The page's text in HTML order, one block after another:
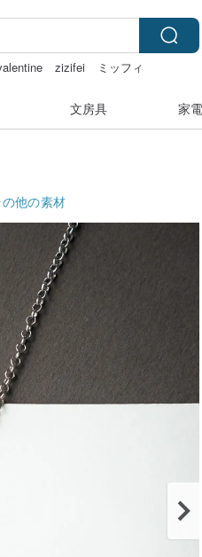
zizifei
ミッフィ
文房具 家
他の素材